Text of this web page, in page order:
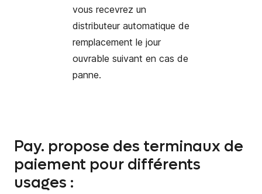
vous recevrez un
distributeur automatique de
remplacement le jour
ouvrable suivant en cas de
panne.
Pay. propose des terminaux de
paiement pour différents
usages :